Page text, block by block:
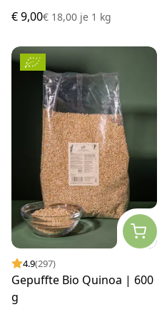
€ 9,00€ 18,00 je 1 kg
4.9(297)
Gepuffte Bio Quinoa | 600
g